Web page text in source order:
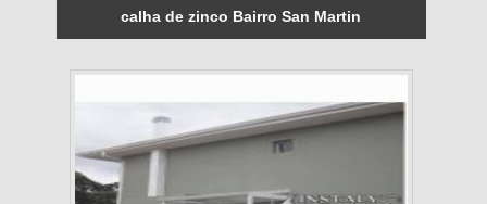
calha de zinco Bairro San Martin